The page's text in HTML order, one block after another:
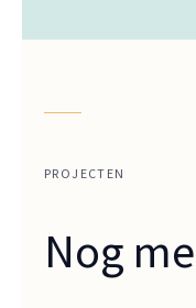
PROJECTEN
Nog